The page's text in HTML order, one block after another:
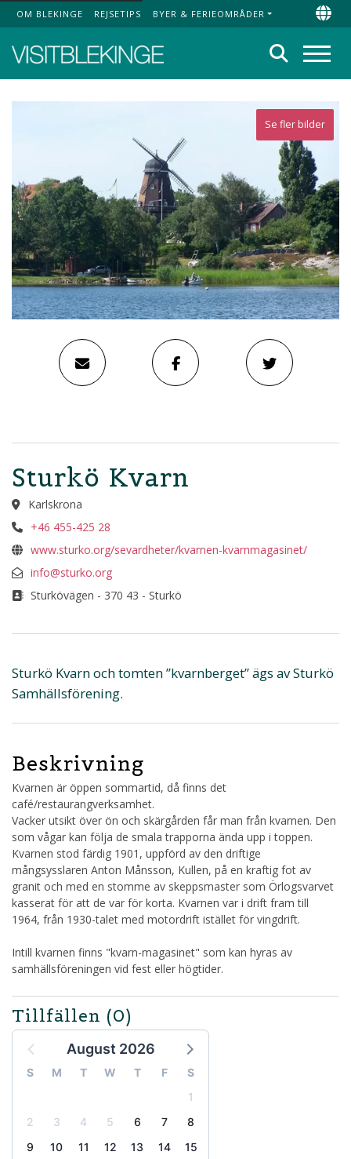
Top Menu
OM BLEKINGE REJSETIPS BYER & FERIEOMRÅDER
Søg
Se fler bilder
Sturkö Kvarn
Karlskrona
+46 455-425 28
www.sturko.org/sevardheter/kvarnen-kvarnmagasinet/
info@sturko.org
Sturkövägen - 370 43 - Sturkö
Sturkö Kvarn och tomten ”kvarnberget” ägs av Sturkö
Samhällsförening.
Beskrivning
Kvarnen är öppen sommartid, då finns det
café/restaurangverksamhet.
Vacker utsikt över ön och skärgården får man från kvarnen. Den
som vågar kan följa de smala trapporna ända upp i toppen.
Kvarnen stod färdig 1901, uppförd av den driftige
mångsysslaren Anton Månsson, Kullen, på en kraftig fot av
granit och med en stomme av skeppsmaster som Örlogsvarvet
kasserat för att de var för korta. Kvarnen var i drift fram till
1964, från 1930-talet med motordrift istället för vingdrift.
Intill kvarnen finns "kvarn-magasinet" som kan hyras av
samhällsföreningen vid fest eller högtider.
Tillfällen (0)
August 2026
S M T W T F
S
1
2
3 4 5 6 7
8
9
10 11 12 13 14
15